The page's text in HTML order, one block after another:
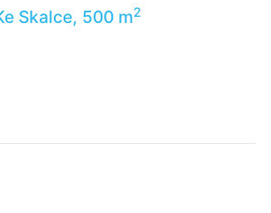
Skalce, 500 m2